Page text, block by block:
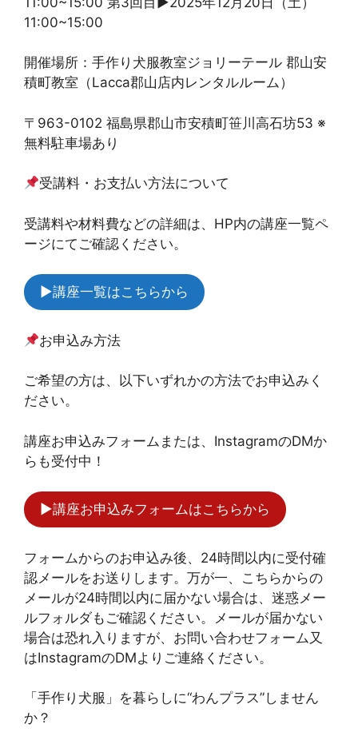
11:00~15:00
開催場所：手作り犬服教室ジョリーテール 郡山安
積町教室（Lacca郡山店内レンタルルーム）
〒963-0102 福島県郡山市安積町笹川高石坊53 ※
無料駐車場あり
受講料・お支払い方法について
受講料や材料費などの詳細は、HP内の講座一覧ペ
ージにてご確認ください。
▶︎講座一覧はこちらから
お申込み方法
ご希望の方は、以下いずれかの方法でお申込みく
ださい。
講座お申込みフォームまたは、InstagramのDMか
らも受付中！
▶︎講座お申込みフォームはこちらから
フォームからのお申込み後、24時間以内に受付確
認メールをお送りします。万が一、こちらからの
メールが24時間以内に届かない場合は、迷惑メー
ルフォルダもご確認ください。メールが届かない
場合は恐れ入りますが、お問い合わせフォーム又
はInstagramのDMよりご連絡ください。
「手作り犬服」を暮らしに“わんプラス”しません
か？